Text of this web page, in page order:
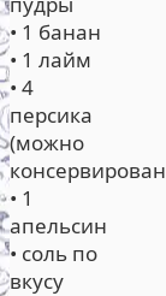
• 1 банан
• 1 лайм
• 4
персика
(можно
• 1
апельсин
• соль по
вкусу